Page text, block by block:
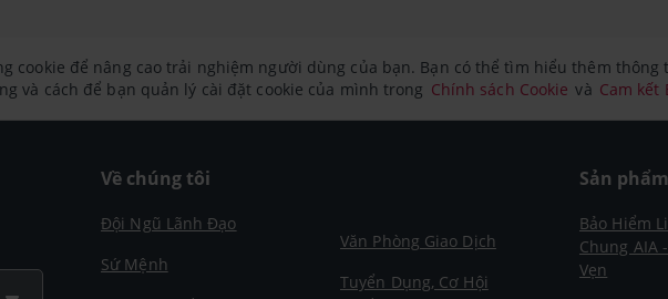
cookie để nâng cao trải nghiệm người dùng của bạn. Bạn có thể tìm hiểu thêm
và cách để bạn quản lý cài đặt cookie của mình trong Chính sách Cookie và Cam kết
Về chúng tôi
Đội Ngũ Lãnh Đạo
Sứ Mệnh
Văn Phòng Giao Dịch
Tuyển Dụng, Cơ Hội
Sản phẩm
Bảo Hiểm
Chung AIA
Vẹn